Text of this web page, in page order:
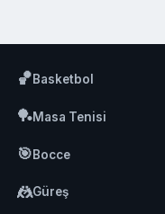
🏀Basketbol
🏓Masa Tenisi
🎯Bocce
🤼Güreş